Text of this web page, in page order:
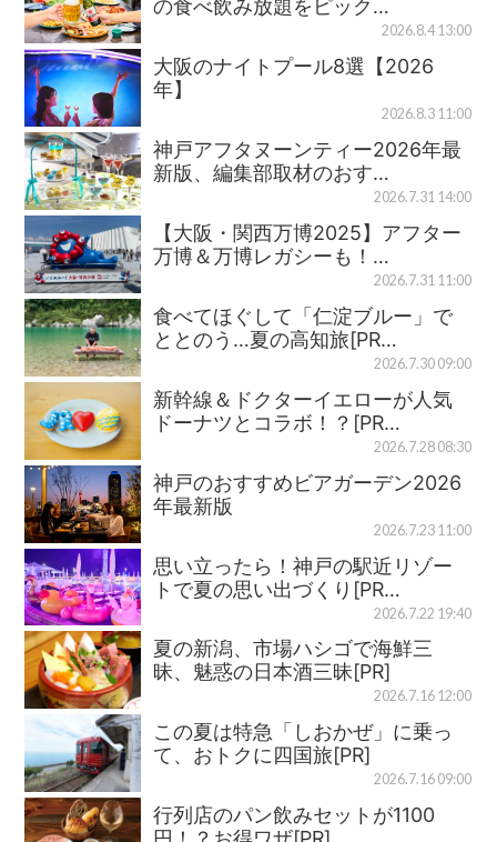
の食べ飲み放題をピック…
2026.8.4 13:00
大阪のナイトプール8選【2026
年】
2026.8.3 11:00
神戸アフタヌーンティー2026年最
新版、編集部取材のおす…
2026.7.31 14:00
【大阪・関西万博2025】アフター
万博＆万博レガシーも！…
2026.7.31 11:00
食べてほぐして「仁淀ブルー」で
ととのう…夏の高知旅[PR…
2026.7.30 09:00
新幹線＆ドクターイエローが人気
ドーナツとコラボ！？[PR…
2026.7.28 08:30
神戸のおすすめビアガーデン2026
年最新版
2026.7.23 11:00
思い立ったら！神戸の駅近リゾー
トで夏の思い出づくり[PR…
2026.7.22 19:40
夏の新潟、市場ハシゴで海鮮三
昧、魅惑の日本酒三昧[PR]
2026.7.16 12:00
この夏は特急「しおかぜ」に乗っ
て、おトクに四国旅[PR]
2026.7.16 09:00
行列店のパン飲みセットが1100